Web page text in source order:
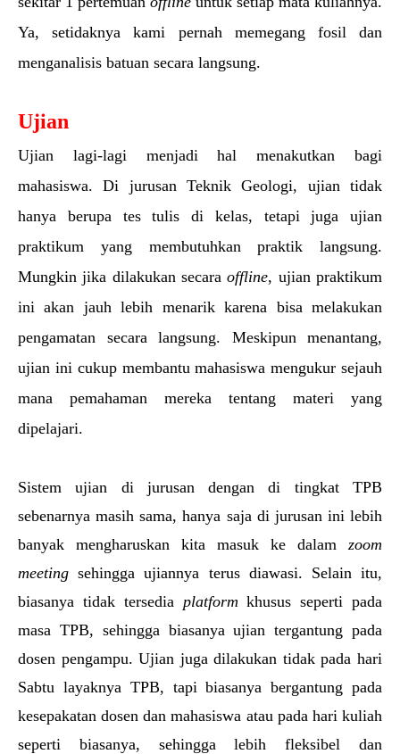
Ya, setidaknya kami pernah memegang fosil dan
menganalisis batuan secara langsung.
Ujian
Ujian lagi-lagi menjadi hal menakutkan bagi
mahasiswa. Di jurusan Teknik Geologi, ujian tidak
hanya berupa tes tulis di kelas, tetapi juga ujian
praktikum yang membutuhkan praktik langsung.
Mungkin jika dilakukan secara offline, ujian praktikum
ini akan jauh lebih menarik karena bisa melakukan
pengamatan secara langsung. Meskipun menantang,
ujian ini cukup membantu mahasiswa mengukur sejauh
mana pemahaman mereka tentang materi yang
dipelajari.
Sistem ujian di jurusan dengan di tingkat TPB
sebenarnya masih sama, hanya saja di jurusan ini lebih
banyak mengharuskan kita masuk ke dalam zoom
meeting sehingga ujiannya terus diawasi. Selain itu,
biasanya tidak tersedia platform khusus seperti pada
masa TPB, sehingga biasanya ujian tergantung pada
dosen pengampu. Ujian juga dilakukan tidak pada hari
Sabtu layaknya TPB, tapi biasanya bergantung pada
kesepakatan dosen dan mahasiswa atau pada hari kuliah
seperti biasanya, sehingga lebih fleksibel dan